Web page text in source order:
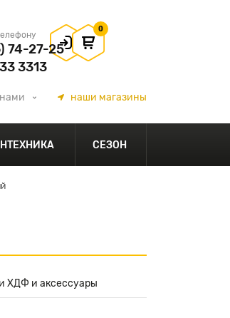
74-27-25
3313
0
наши магазины
СЕЗОН
ХДФ и аксессуары